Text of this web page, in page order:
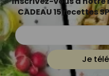
CADEAU 15 recettes
Je